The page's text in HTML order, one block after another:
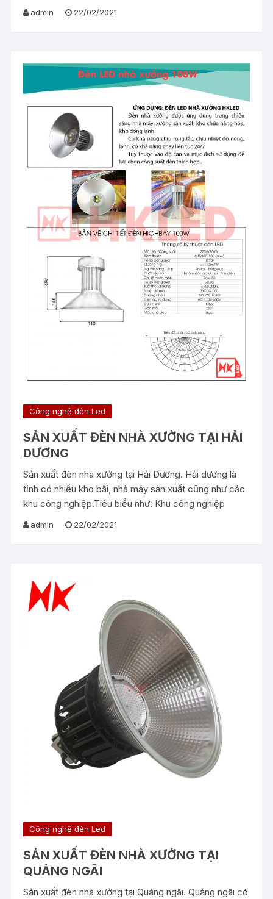
admin 22/02/2021
Công nghệ đèn Led
SẢN XUẤT ĐÈN NHÀ XƯỞNG TẠI HẢI
DƯƠNG
Sản xuất đèn nhà xưởng tại Hải Dương. Hải dương là
tỉnh có nhiều kho bãi, nhà máy sản xuất cũng như các
khu công nghiệp.Tiêu biểu như: Khu công nghiệp
admin 22/02/2021
Công nghệ đèn Led
SẢN XUẤT ĐÈN NHÀ XƯỞNG TẠI
QUẢNG NGÃI
Sản xuất đèn nhà xưởng tại Quảng ngãi. Quảng ngãi có